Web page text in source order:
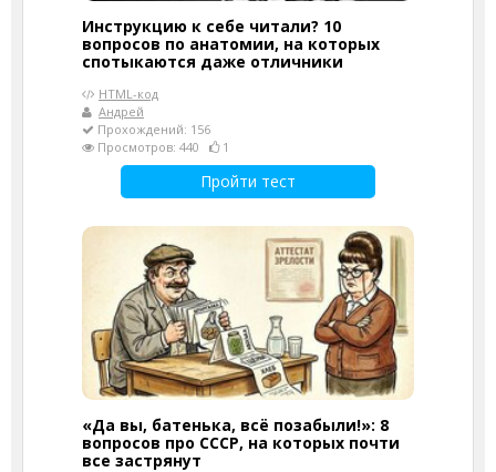
Инструкцию к себе читали? 10
вопросов по анатомии, на которых
спотыкаются даже отличники
HTML-код
Андрей
Прохождений: 156
Просмотров: 440
1
Пройти тест
«Да вы, батенька, всё позабыли!»: 8
вопросов про СССР, на которых почти
все застрянут